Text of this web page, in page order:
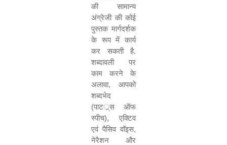
की सामान्य
अंग्रेजी की कोई
पुस्तक मार्गदर्शक
के रूप में कार्य
कर सकती है.
शब्दावली पर
काम करने के
अलावा, आपको
शब्दभेद
(पाटर््स ऑफ
स्पीच), एक्टिव
एवं पैसिव वॉइस,
नेरैशन और